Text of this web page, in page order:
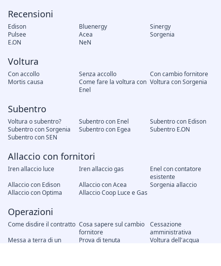
Recensioni
Edison Bluenergy
Sinergy
Pulsee
Acea
Sorgenia
E.ON
NeN
Voltura
Con accollo Senza accollo
Con cambio fornitore
Mortis causa
Come fare la voltura con
Enel
Voltura con Sorgenia
Subentro
Voltura o subentro? Subentro con Enel
Subentro con Edison
Subentro con Sorgenia
Subentro con Egea
Subentro E.ON
Subentro con SEN
Allaccio con fornitori
Iren allaccio luce Iren allaccio gas
Enel con contatore
esistente
Allaccio con Edison
Allaccio con Acea
Sorgenia allaccio
Allaccio con Optima
Allaccio Coop Luce e Gas
Operazioni
Come disdire il contratto Cosa sapere sul cambio
fornitore
Cessazione
amministrativa
Messa a terra di un
Prova di tenuta
Voltura dell'acqua